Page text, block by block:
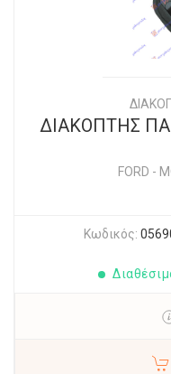
ΔΙΑΚΟΠΤΗΣ
FORD -
Κωδικός: